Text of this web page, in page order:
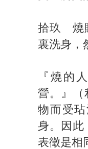
拾玖 燒
裏洗身，
『燒的
營。』（
物而受
身。因此
表徵是相